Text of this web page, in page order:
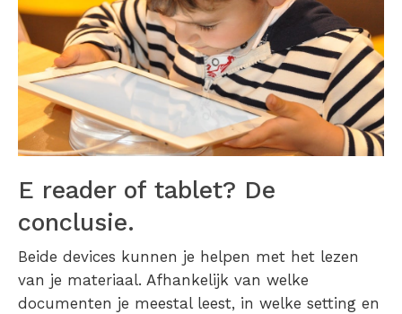
E reader of tablet? De
conclusie.
Beide devices kunnen je helpen met het lezen
van je materiaal. Afhankelijk van welke
documenten je meestal leest, in welke setting en